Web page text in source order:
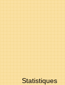
Statistiques